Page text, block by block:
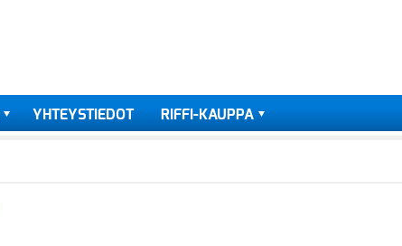
YHTEYSTIEDOT RIFFI-KAUPPA